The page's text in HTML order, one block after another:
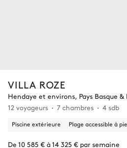
VILLA ROZE
Hendaye et environs, Pays Basque &
12 voyageurs
7 chambres 4 sdb
Piscine extérieure Plage accessible à
De 10 585 € à 14 325 € par semaine